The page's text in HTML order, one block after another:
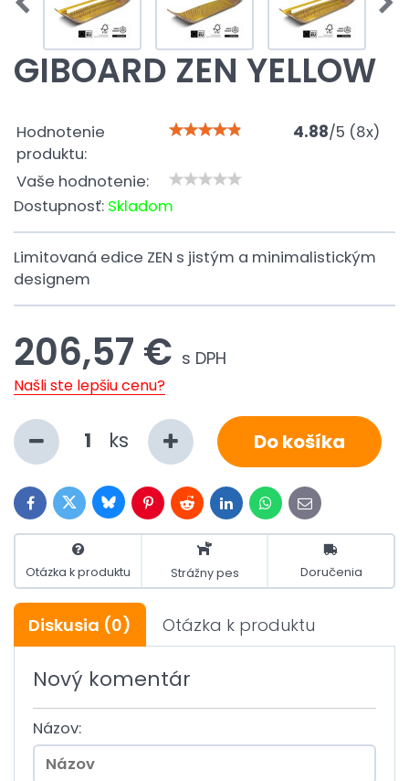
GIBOARD ZEN YELLOW
Hodnotenie
produktu:
4.88/5 (8x)
Vaše hodnotenie:
Dostupnosť: Skladom
Limitovaná edice ZEN s jistým a minimalistickým
designem
206,57 € s DPH
Našli ste lepšiu cenu?
ks Do košíka
FacebookTwitterBlueskyPinterestRedditLinkedInWhatsApp
E-
mail
Otázka k produktu Strážny pes Doručenia
Diskusia (0) Otázka k produktu
Nový komentár
Názov: